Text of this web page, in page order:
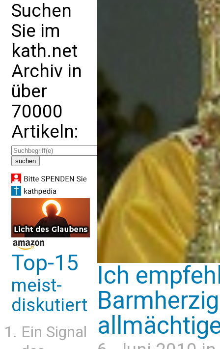
Suchen
Sie im
kath.net
Archiv in
über
70000
Artikeln:
Top-15
meist-
diskutiert
Ein Signal
Ich